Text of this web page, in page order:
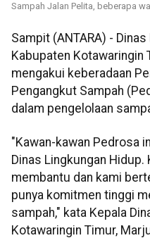
Sampah Jalan Pelita, beberapa
Sampit (ANTARA) -
Kabupaten Kotawaringin
mengakui keberadaan
Pengangkut Sampah
dalam pengelolaan
"Kawan-kawan Pedrosa
Dinas Lingkungan
membantu dan kami
punya komitmen tinggi
sampah," kata Kepala
Kotawaringin Timur,